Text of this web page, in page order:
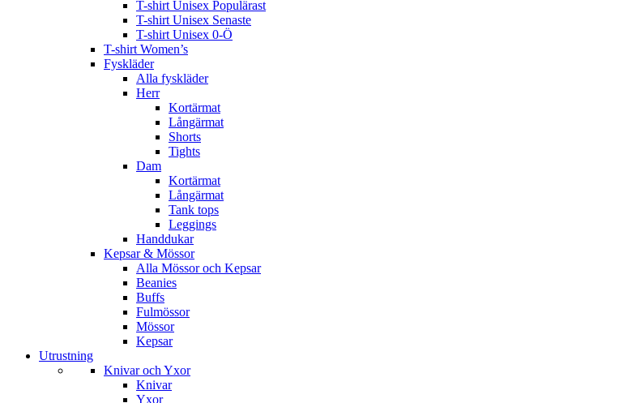
T-shirt Unisex Populärast
T-shirt Unisex Senaste
T-shirt Unisex 0-Ö
T-shirt Women’s
Fyskläder
Alla fyskläder
Herr
Kortärmat
Långärmat
Shorts
Tights
Dam
Kortärmat
Långärmat
Tank tops
Leggings
Handdukar
Kepsar & Mössor
Alla Mössor och Kepsar
Beanies
Buffs
Fulmössor
Mössor
Kepsar
Utrustning
Knivar och Yxor
Knivar
Yxor